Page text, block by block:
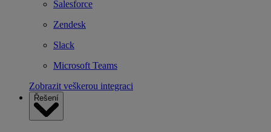
Salesforce
Zendesk
Slack
Microsoft Teams
Zobrazit veškerou integraci
Řešení